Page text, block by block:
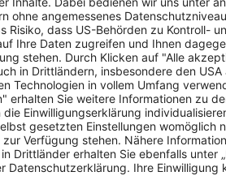
Der Einfluss
man Kurven in ihrer Länge und